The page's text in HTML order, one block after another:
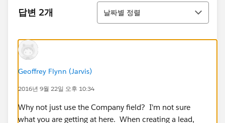
답변 2개
정렬
날짜별 정렬
Geoffrey Flynn (Jarvis)
2016년 9월 22일 오후 10:34
Why not just use the Company field? I'm not sure
what you are getting at here. When creating a lead,